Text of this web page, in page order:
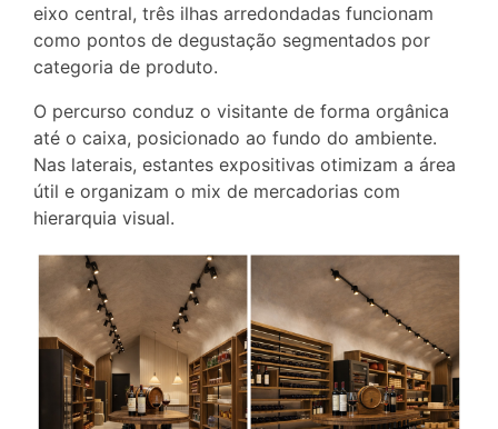
eixo central, três ilhas arredondadas funcionam
como pontos de degustação segmentados por
categoria de produto.
O percurso conduz o visitante de forma orgânica
até o caixa, posicionado ao fundo do ambiente.
Nas laterais, estantes expositivas otimizam a área
útil e organizam o mix de mercadorias com
hierarquia visual.